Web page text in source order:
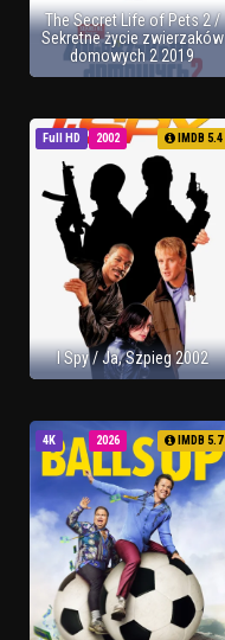
The Secret Life of Pets 2 /
Sekretne życie zwierzaków
domowych 2 2019
Full HD 2002 IMDB 5.4
I Spy / Ja, Szpieg 2002
4K 2026 IMDB 5.7